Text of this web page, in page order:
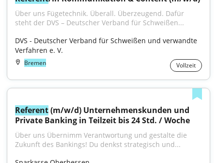
Über uns Fügetechnik. Überall. Überzeugend. Dafür
steht der DVS – Deutscher Verband für Schweißen...
DVS - Deutscher Verband für Schweißen und verwandte
Verfahren e. V.
Bremen Vollzeit
Referent (m/w/d) Unternehmenskunden und
Private Banking in Teilzeit bis 24 Std. / Woche
Über uns Übernimm Verantwortung und gestalte die
Zukunft des Bankings! Du denkst strategisch und...